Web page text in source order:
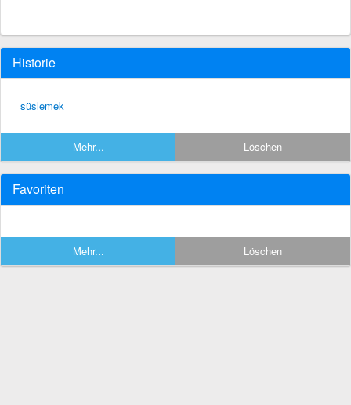
Historie
süslemek
Mehr... Löschen
Favoriten
Mehr... Löschen